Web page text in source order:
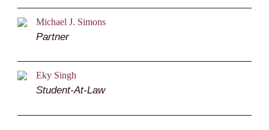
Michael J. Simons
Partner
Eky Singh
Student-At-Law